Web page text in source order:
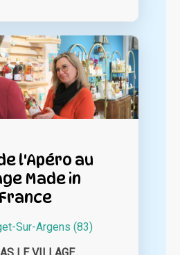
l'Apéro au
Made in
France
Sur-Argens (83)